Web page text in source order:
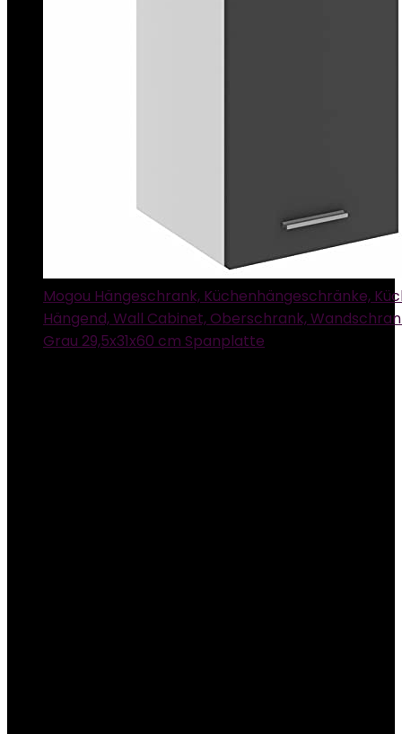
Mogou Hängeschrank, Küchenhängeschränke,
Hängend, Wall Cabinet, Oberschrank,
Grau 29,5x31x60 cm Spanplatte